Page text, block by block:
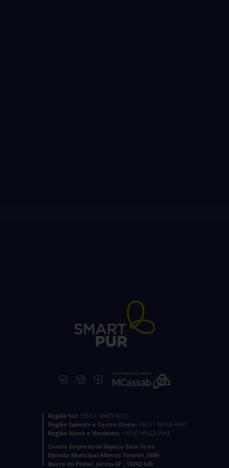
Região Sul: +55 51 99629-0652
Região Sudeste e Centro Oeste: +55 11 98709-6997
Região Norte e Nordeste: +55 81 99922-0143
Centro Empresarial Espaço Gaia Terra
Estrada Municipal Alberto Tofanin, 5589
Bairro do Pinhal, Jarinu-SP , 13242-630